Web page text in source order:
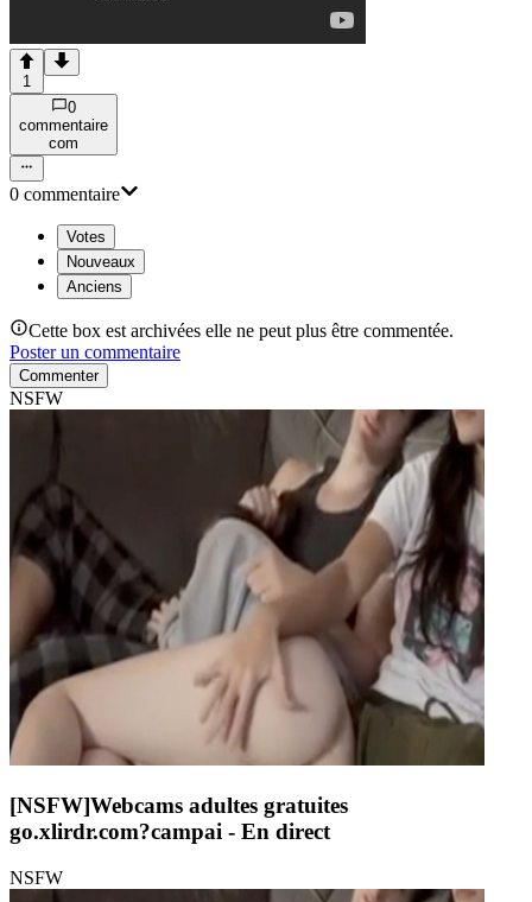
1
0
commentaire
com
0 commentaire
Votes
Nouveaux
Anciens
Cette box est archivées elle ne peut plus être commentée.
Poster un commentaire
Commenter
NSFW
[NSFW]Webcams adultes gratuites
go.xlirdr.com?campai - En direct
NSFW